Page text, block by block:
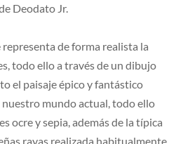
Deodato Jr.
de forma realista la
todo ello a través de un dibujo
el paisaje épico y fantástico
mundo actual, todo ello
ocre y sepia, además de la típica
rayas realizada habitualmente